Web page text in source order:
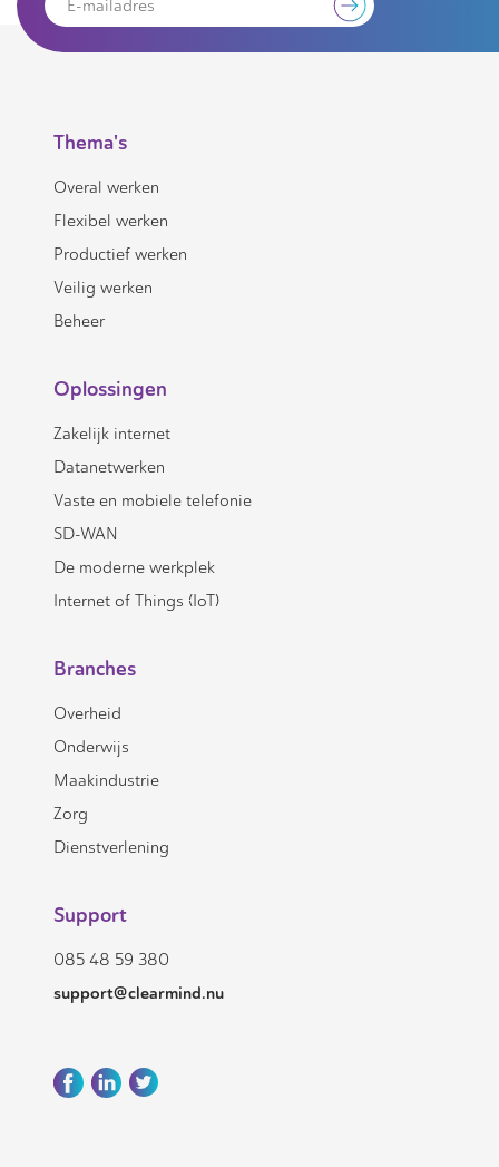
Thema's
Overal werken
Flexibel werken
Productief werken
Veilig werken
Beheer
Oplossingen
Zakelijk internet
Datanetwerken
Vaste en mobiele telefonie
SD-WAN
De moderne werkplek
Internet of Things (IoT)
Branches
Overheid
Onderwijs
Maakindustrie
Zorg
Dienstverlening
Support
085 48 59 380
support@clearmind.nu